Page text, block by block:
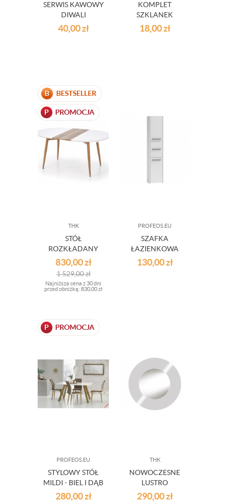
SERWIS KAWOWY
DIWALI
LUMINARC 8 EL
OUTLET
40,00zł
KOMPLET
SZKLANEK
OCTIME 5 SZT.
OUTLET
18,00zł
THK
STÓŁ
ROZKŁADANY
MIODOWY DĄB
OUTLET
830,00zł
1 529,00zł
Najniższa cena z 30 dni
przed obniżką: 830,00 zł
PROFEOS.EU
SZAFKA
ŁAZIENKOWA
AGATHIA - BIAŁA
OUTLET
130,00zł
PROFEOS.EU
STYLOWY STÓŁ
MILDI - BIEL I DĄB
SONOMA OUTLET
280,00zł
THK
NOWOCZESNE
LUSTRO
OKRĄGŁE BIAŁA
290,00zł